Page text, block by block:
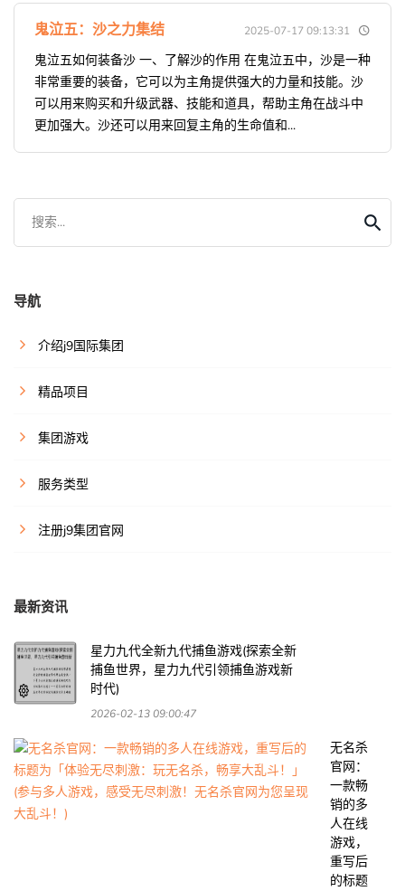
鬼泣五：沙之力集结 2025-07-17 09:13:31
鬼泣五如何装备沙 一、了解沙的作用 在鬼泣五中，沙是一种
非常重要的装备，它可以为主角提供强大的力量和技能。沙
可以用来购买和升级武器、技能和道具，帮助主角在战斗中
更加强大。沙还可以用来回复主角的生命值和...
搜索...
导航
介绍j9国际集团
精品项目
集团游戏
服务类型
注册j9集团官网
最新资讯
星力九代全新九代捕鱼游戏(探索全新
捕鱼世界，星力九代引领捕鱼游戏新
时代)
2026-02-13 09:00:47
无名杀
官网：
一款畅
销的多
人在线
游戏，
重写后
的标题